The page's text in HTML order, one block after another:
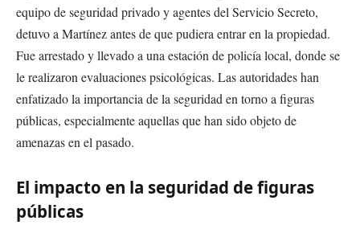
equipo de seguridad privado y agentes del Servicio Secreto,
detuvo a Martínez antes de que pudiera entrar en la propiedad.
Fue arrestado y llevado a una estación de policía local, donde se
le realizaron evaluaciones psicológicas. Las autoridades han
enfatizado la importancia de la seguridad en torno a figuras
públicas, especialmente aquellas que han sido objeto de
amenazas en el pasado.
El impacto en la seguridad de figuras
públicas